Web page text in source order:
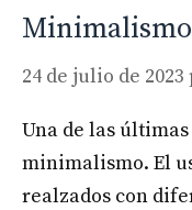
24 de julio de 2023
Una de las
minimalismo. El
realzados con